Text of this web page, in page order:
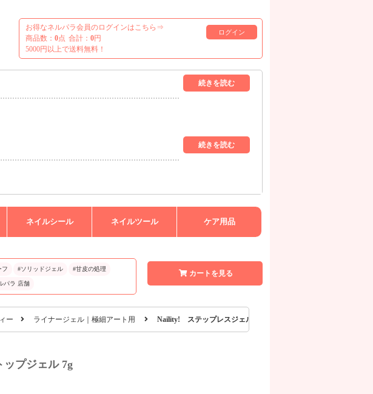
お得なネルパラ会員のログインはこちら⇒
ログイン
商品数： 0点 合計： 0円
5000円以上で送料無料！
ネイルシール ネイルツール ケア用品
フ #ソリッドジェル #甘皮の処理
パラ 店舗
カートを見る
ー ライナージェル｜極細アート用 Naility! ステップレスジェル ライナートップジェル 7g
プジェル 7g